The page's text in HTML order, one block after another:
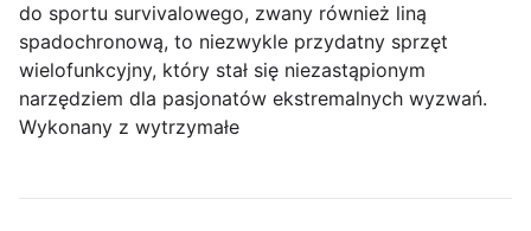
do sportu survivalowego, zwany również liną
spadochronową, to niezwykle przydatny sprzęt
wielofunkcyjny, który stał się niezastąpionym
narzędziem dla pasjonatów ekstremalnych wyzwań.
Wykonany z wytrzymałe